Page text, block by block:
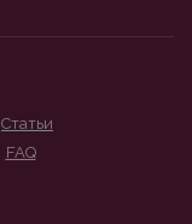
Статьи
FAQ